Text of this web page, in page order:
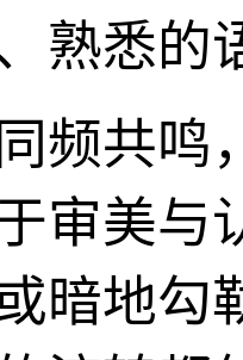
熟悉的
频共鸣
审美与
暗地勾